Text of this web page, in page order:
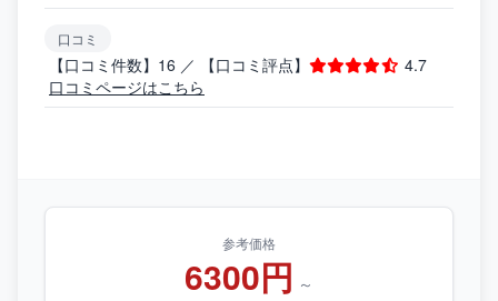
口コミ
【口コミ件数】16 ／ 【口コミ評点】
4.7
口コミページはこちら
参考価格
6300円 ～